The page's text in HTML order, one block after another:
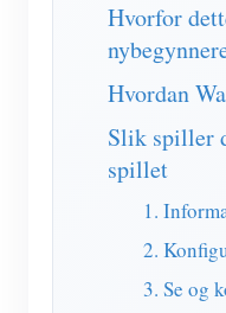
Solar PV
PV-
butikk
Ressurser
Dokument
FAQ
Nyheter
Samfunnet
Utvikler
Utforske
Ta kontakt
Hvorfor
Hvordan
Slik spiller
spillet
1.
2.
3. Se og